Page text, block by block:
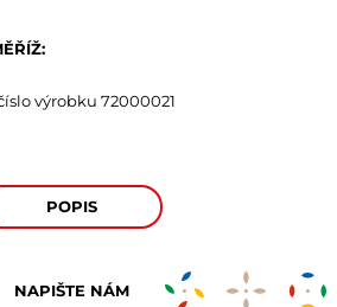
výrobku 72000021
POPIS
NAPIŠTE NÁM